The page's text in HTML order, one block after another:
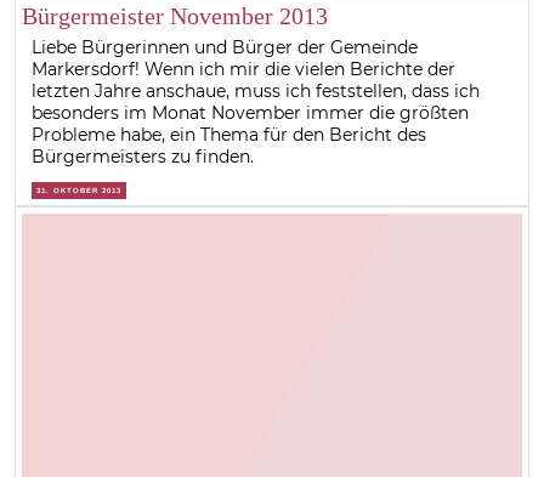
Bürgermeister November 2013
Liebe Bürgerinnen und Bürger der Gemeinde
Markersdorf! Wenn ich mir die vielen Berichte der
letzten Jahre anschaue, muss ich feststellen, dass ich
besonders im Monat November immer die größten
Probleme habe, ein Thema für den Bericht des
Bürgermeisters zu finden.
31. OKTOBER 2013